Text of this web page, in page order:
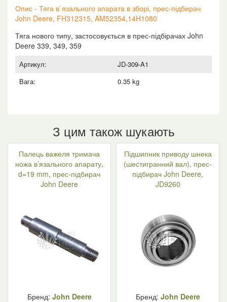
FH312315,
AM52354,14H1080
кількість
Опис - Тяга в`язального апарата в зборі, прес-підбирач
John Deere, FH312315, AM52354,14H1080
Тяга нового типу, застосовується в прес-підбірачах John
Deere 339, 349, 359
Артикул:
JD-309-A1
Вага:
0.35 kg
З цим також шукають
Палець важеля тримача
ножа в’язального апарату,
d=19 mm, прес-підбирач
John Deere
Бренд: John Deere
Підшипник приводу шнека
(шестигранний вал), прес-
підбирач John Deere,
JD9260
Бренд: John Deere